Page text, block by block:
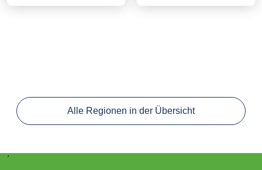
Alle Regionen in der Übersicht
´